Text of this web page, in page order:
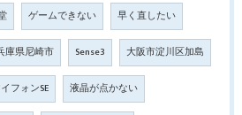
ゲームできない 早く直したい
庫県尼崎市 Sense3 大阪市淀川区加島
フォンSE 液晶が点かない